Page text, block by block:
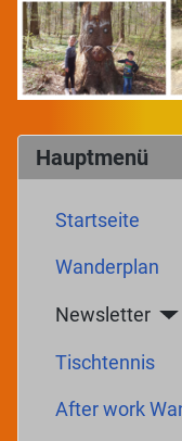
Hauptmenü
Startseite
Wanderplan
Newsletter
Tischtennis
After work